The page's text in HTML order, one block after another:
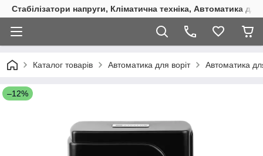
Стабілізатори напруги, Кліматична техніка, Автоматика
Каталог товарів Автоматика для воріт Автоматика
–12%